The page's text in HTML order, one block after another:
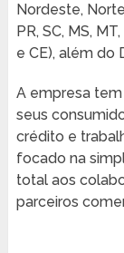
Nordeste,
PR, SC, MS,
e CE), além do
A empresa
seus
crédito e
focado na
total aos
parceiros